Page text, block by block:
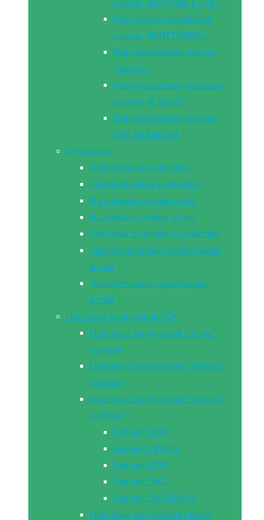
насосы «ВОДОМЕТ 3ДК»
Погружные скважинные
насосы «ВИНТОВИК»
Циркуляционные насосы
Джилекс
Погружные вибрационные
насосы «КАЧАН»
Циркуляционные насосы
ГВС PREMIUM
Отопление
Алюминивые радиаторы
Биметалические радиаторы
Напольные газовые котлы
Настенные газовые котлы
Стальные панельные радиаторы
Твердотопливные отопительные
котлы
Электрические отопительные
котлы
Очистные сооружения ЛОС
Очистные сооружения “Астра”
(септик)
Очистные сооружения “Дочиста”
(септик)
Очистные сооружения “Евролос”
(септик)
Евролос БИО
Евролос ГРУНТ
Евролос ПРО
Евролос ЭКО
Евролос ЭКОПРОМ
Очистные сооружения “Тверь